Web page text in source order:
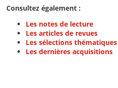
Consultez également :
Les notes de lecture
Les articles de revues
Les sélections thématiques
Les dernières acquisitions